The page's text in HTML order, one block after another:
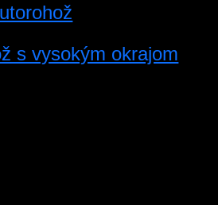
s vysokým okrajom